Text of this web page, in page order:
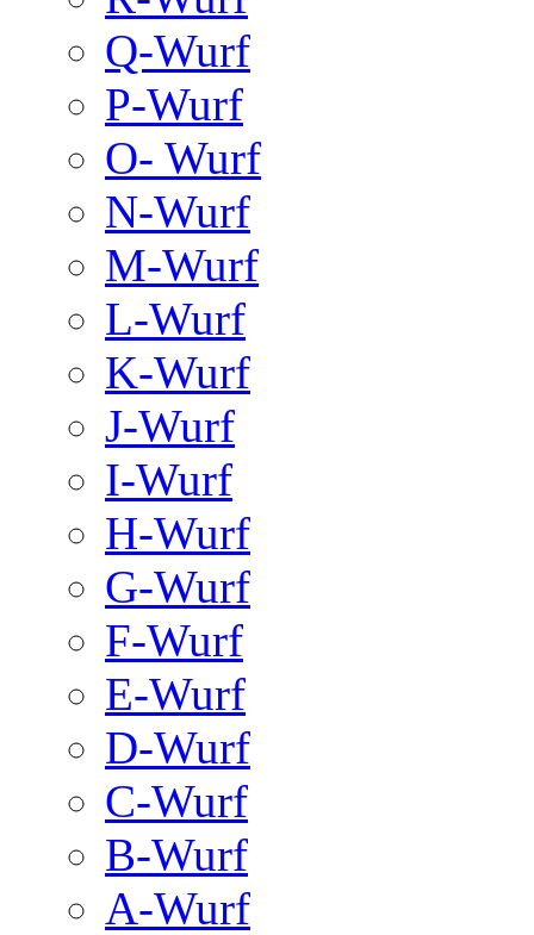
Q-Wurf
P-Wurf
O- Wurf
N-Wurf
M-Wurf
L-Wurf
K-Wurf
J-Wurf
I-Wurf
H-Wurf
G-Wurf
F-Wurf
E-Wurf
D-Wurf
C-Wurf
B-Wurf
A-Wurf